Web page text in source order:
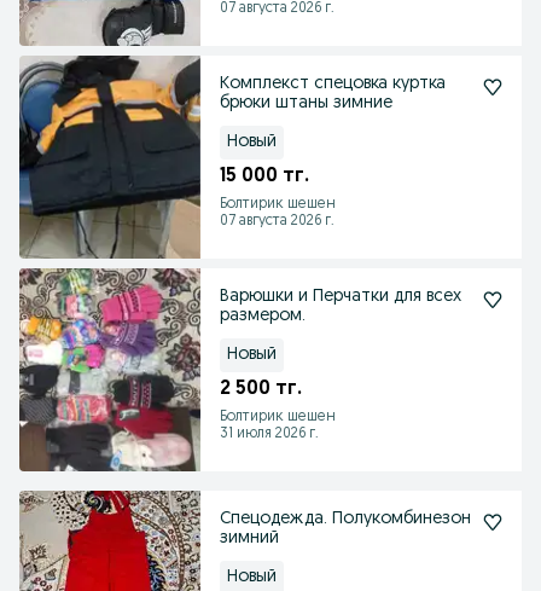
07 августа 2026 г.
Комплекст спецовка куртка
брюки штаны зимние
Новый
15 000 тг.
Болтирик шешен
07 августа 2026 г.
Варюшки и Перчатки для всех
размером.
Новый
2 500 тг.
Болтирик шешен
31 июля 2026 г.
Спецодежда. Полукомбинезон
зимний
Новый